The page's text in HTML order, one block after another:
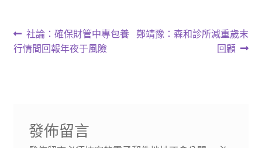
文
章
上
一
社論：確保財管中專包養
行情間回報年夜于風險
下
鄭靖豫：森和診所減重歲末
回顧
發佈留言